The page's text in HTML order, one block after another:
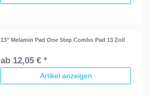
13" Melamin Pad One Step Combo Pad 13 Zoll
ab 12,05 € *
Artikel anzeigen